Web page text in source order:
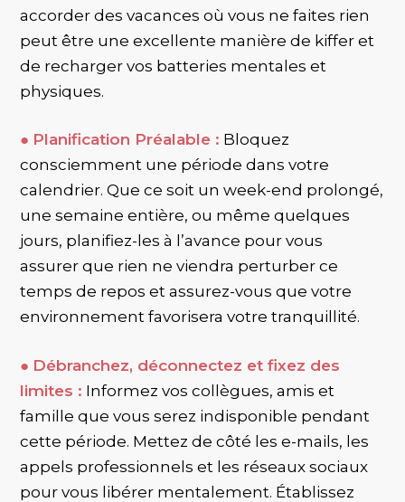
accorder des vacances où vous ne faites rien
peut être une excellente manière de kiffer et
de recharger vos batteries mentales et
physiques.
● Planification Préalable : Bloquez
consciemment une période dans votre
calendrier. Que ce soit un week-end prolongé,
une semaine entière, ou même quelques
jours, planifiez-les à l’avance pour vous
assurer que rien ne viendra perturber ce
temps de repos et assurez-vous que votre
environnement favorisera votre tranquillité.
● Débranchez, déconnectez et fixez des
limites : Informez vos collègues, amis et
famille que vous serez indisponible pendant
cette période. Mettez de côté les e-mails, les
appels professionnels et les réseaux sociaux
pour vous libérer mentalement. Établissez